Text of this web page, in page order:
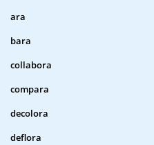
ara
bara
collabora
compara
decolora
deflora